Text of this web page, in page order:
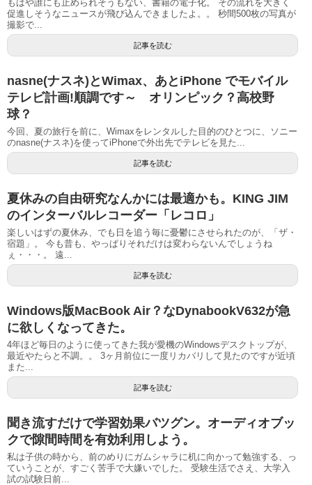
もはや誰にも止められそうもない、書籍の電子化。 その流れを大きく
促進しそうなニュースが飛び込んできましたよ。。 秒間500枚の写真が
撮影で...
記事を読む
nasne(ナスネ)とWimax、あとiPhone でモバイル
テレビ計画!順調です～ オリンピック？高校野
球？
今回、夏の旅行を前に、Wimaxをレンタルした目的のひとつに、ソニー
のnasne(ナスネ)を使ってiPhoneで外出先でテレビを見た...
記事を読む
夏休みの自由研究なんかには最適かも。KING JIM
のインターバルレコーダー「レコロ」
楽しいはずの夏休み、でも日を追う毎に憂鬱にさせられたのが、「ザ・
宿題」。 今も昔も、やっぱりそれだけは変わらないんでしょうね
ぇ・・・。 遠...
記事を読む
Windows版MacBook Air？なDynabookV632が急
に欲しくなってきた。
4年ほど毎日のように使ってきた我が愛機のWindowsデスクトップが、
最近やたらと不調。。 3ヶ月前位に一度リカバリして見たのですが近頃
また...
記事を読む
聞き流すだけで学習効果バツグン。オーディオブッ
クで隙間時間を有効利用しよう。
私は子供の時から、前のめりにガムシャラに机に向かって勉強する、っ
ていうことが、すごく苦手で大嫌いでした。 受験生活でさえ、大学入
試の試験日前...